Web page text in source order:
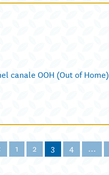
canale OOH (Out of Home)
1 2 3 4 …